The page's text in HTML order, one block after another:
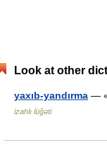
Look at other
yaxıb-yandırma —
izahlı lüğəti